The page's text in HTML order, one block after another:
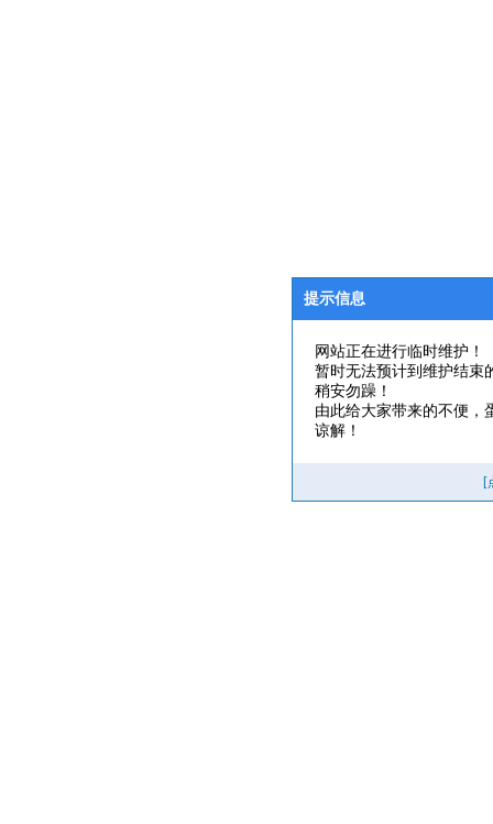
提示信息
网站正在进行临时维护！
暂时无法预计到维护结束
稍安勿躁！
由此给大家带来的不便，
谅解！
[